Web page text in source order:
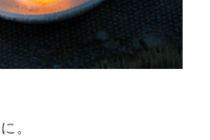
。